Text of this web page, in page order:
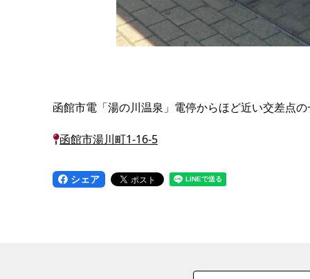
函館市電「湯の川温泉」電停からほど近い交差点
函館市湯川町1-16-5
シェア